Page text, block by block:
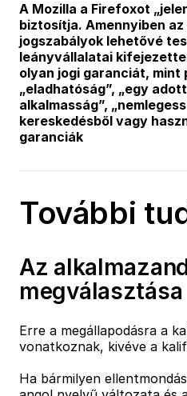
A Mozilla a Firefoxot
biztosítja. Amennyiben
jogszabályok lehetővé
leányvállalatai
olyan jogi garanciát, mint
„eladhatóság”, „egy
alkalmasság”,
kereskedésből vagy
garanciák
További
Az
megválasztása
Erre a megállapodásra a
vonatkoznak, kivéve a
Ha bármilyen